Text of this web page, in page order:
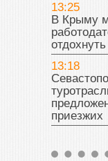
13:25
В Крыму
13:18
приезжих